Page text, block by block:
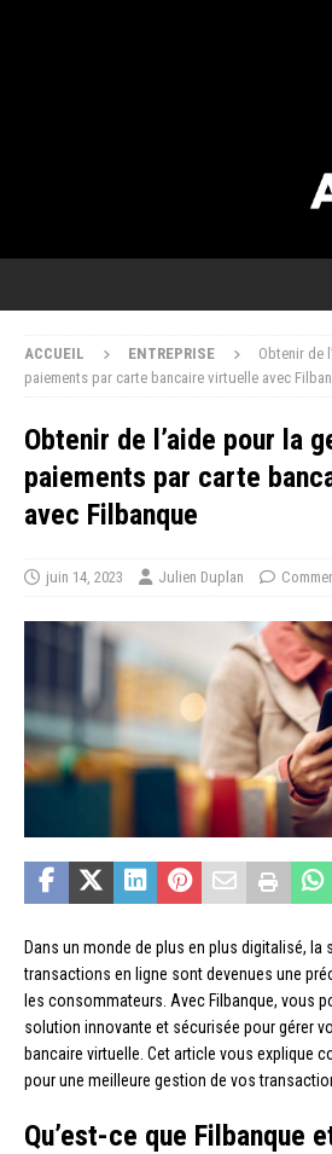
ACCUEIL ENTREPRISE
Obtenir de
paiements par carte bancaire virtuelle avec
Obtenir de l’aide pour la
paiements par carte
avec Filbanque
juin 14, 2023 Julien Duplan
Dans un monde de plus en plus digitalisé, la
transactions en ligne sont devenues une
les consommateurs. Avec Filbanque, vous
solution innovante et sécurisée pour gérer
bancaire virtuelle. Cet article vous explique
pour une meilleure gestion de vos
Qu’est-ce que Filbanque